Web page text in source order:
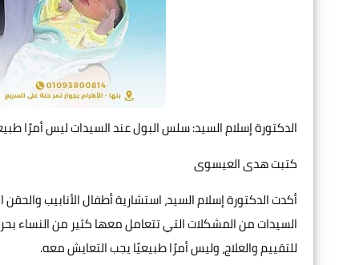
الدكتورة إسلام السيد: سلس البول عند السيدات ليس أمرًا
كتبت هدى العيسوى
أكدت الدكتورة إسلام السيد، استشارية أطفال الأنابيب
السيدات من المشكلات التي تتعامل معها كثير من النساء
للتقييم والعلاج، وليس أمرًا طبيعيًا يجب التعايش معه.